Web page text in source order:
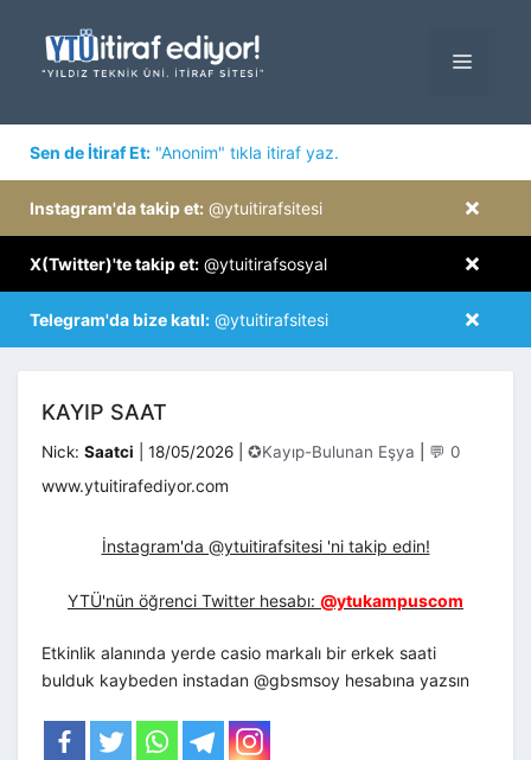
MENÜ
Sen de İtiraf Et: "Anonim" tıkla itiraf yaz.
×
Instagram'da takip et: @ytuitirafsitesi
×
X(Twitter)'te takip et: @ytuitirafsosyal
×
Telegram'da bize katıl: @ytuitirafsitesi
KAYIP SAAT
Nick: Saatci 18/05/2026 Kategoriler
✪Kayıp-Bulunan Eşya 💬 0
www.ytuitirafediyor.com
İnstagram'da @ytuitirafsitesi 'ni takip edin!
YTÜ'nün öğrenci Twitter hesabı: @ytukampuscom
Etkinlik alanında yerde casio markalı bir erkek saati
bulduk kaybeden instadan @gbsmsoy hesabına yazsın